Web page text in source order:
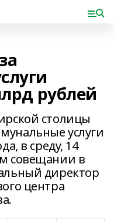
рублей
столицы
услуги
в среду, 14
совещании в
директор
центра